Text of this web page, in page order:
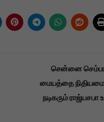
சென்னை
மையத்தை
நடிகரும்